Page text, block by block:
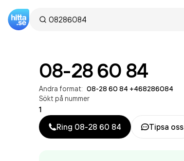
08-28 60 84
Andra format: 08-28 60 84 +468286084
Sökt på nummer
1
Ring 08-28 60 84 Tipsa oss